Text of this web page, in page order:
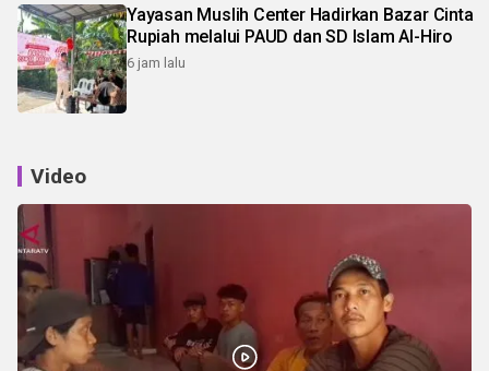
Yayasan Muslih Center Hadirkan Bazar Cinta
Rupiah melalui PAUD dan SD Islam Al-Hiro
6 jam lalu
Video